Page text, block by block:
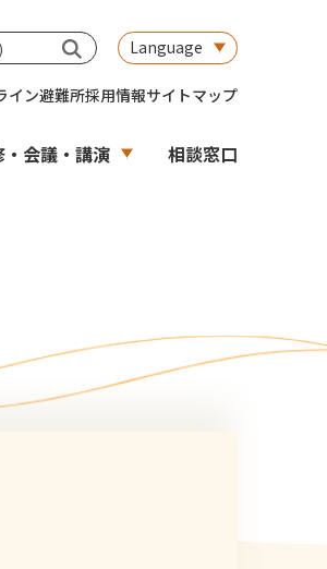
Language
イン避難所採用情報サイトマップ
・会議・講演 相談窓口